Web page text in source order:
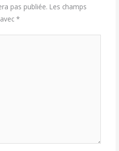
pas publiée. Les champs
*